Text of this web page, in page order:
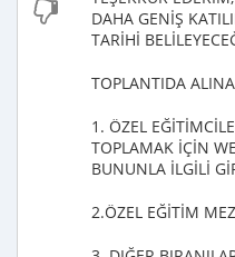
DAHA GENİŞ
TARİHİ
TOPLANTIDA
1. ÖZEL
TOPLAMAK İÇİN
BUNUNLA İLGİLİ
2.ÖZEL EĞİTİM